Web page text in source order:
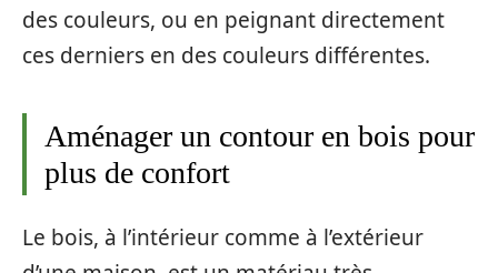
des couleurs, ou en peignant directement
ces derniers en des couleurs différentes.
Aménager un contour en bois pour
plus de confort
Le bois, à l’intérieur comme à l’extérieur